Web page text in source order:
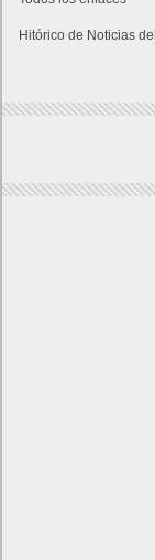
Hitórico de Noticias